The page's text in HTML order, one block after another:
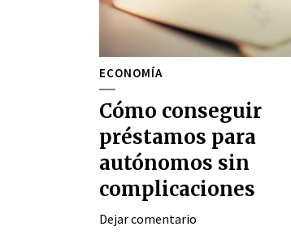
ECONOMÍA
Cómo conseguir
préstamos para
autónomos sin
complicaciones
Dejar comentario